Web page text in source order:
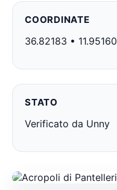
COORDINATE
36.82183 • 11.95160
STATO
Verificato da Unny